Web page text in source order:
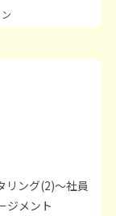
リング(2)～社員
ジメント